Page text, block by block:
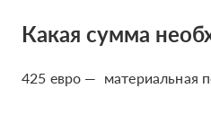
Какая сумма
425 евро — материальная